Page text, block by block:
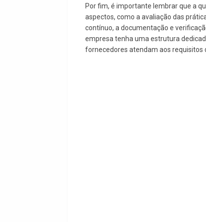
Por fim, é importante lembrar que a
aspectos, como a avaliação das
contínuo, a documentação e
empresa tenha uma estrutura
fornecedores atendam aos requisitos